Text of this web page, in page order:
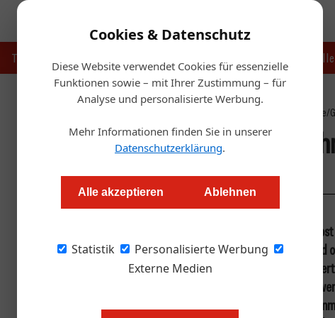
Cookies & Datenschutz
Diese Website verwendet Cookies für essenzielle
Funktionen sowie – mit Ihrer Zustimmung – für
Analyse und personalisierte Werbung.
Mehr Informationen finden Sie in unserer
Datenschutzerklärung.
Alle akzeptieren Ablehnen
Statistik
Personalisierte Werbung
Externe Medien
Touristik Handel &
Startseite/
Sterne Award 2017:
Redaktion
Es hat wieder Spaß gemacht! Nicht nur uns
und natürlich den Preisträgern. Die Freude -
war groß und ehrlich. Die Zweit- und
Zukunft" nahmen es trotzdem gelassen (auch
und Laudatorin und Vorjahressiegerin Sonja